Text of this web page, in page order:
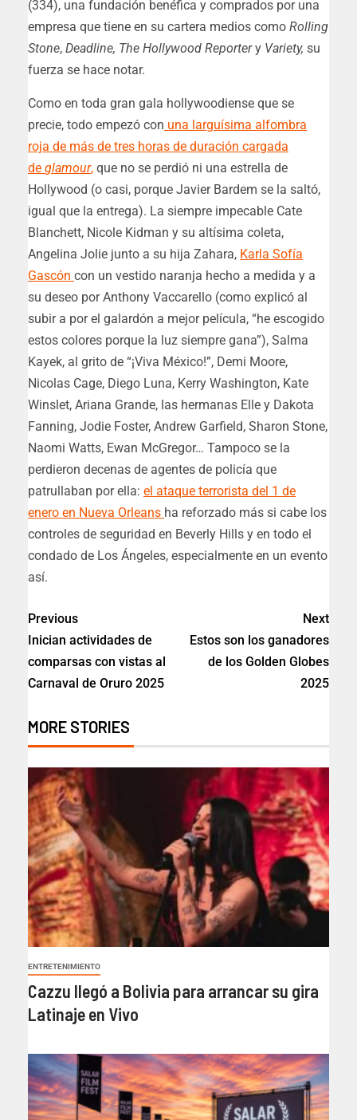
(334), una fundación benéfica y comprados por una
empresa que tiene en su cartera medios como Rolling
Stone, Deadline, The Hollywood Reportery Variety, su
fuerza se hace notar.
Como en toda gran gala hollywoodiense que se
precie, todo empezó con una larguísima alfombra
roja de más de tres horas de duración cargada
de glamour, que no se perdió ni una estrella de
Hollywood (o casi, porque Javier Bardem se la saltó,
igual que la entrega). La siempre impecable Cate
Blanchett, Nicole Kidman y su altísima coleta,
Angelina Jolie junto a su hija Zahara, Karla Sofía
Gascón con un vestido naranja hecho a medida y a
su deseo por Anthony Vaccarello (como explicó al
subir a por el galardón a mejor película, “he escogido
estos colores porque la luz siempre gana”), Salma
Kayek, al grito de “¡Viva México!”, Demi Moore,
Nicolas Cage, Diego Luna, Kerry Washington, Kate
Winslet, Ariana Grande, las hermanas Elle y Dakota
Fanning, Jodie Foster, Andrew Garfield, Sharon Stone,
Naomi Watts, Ewan McGregor… Tampoco se la
perdieron decenas de agentes de policía que
patrullaban por ella: el ataque terrorista del 1 de
enero en Nueva Orleans ha reforzado más si cabe los
controles de seguridad en Beverly Hills y en todo el
condado de Los Ángeles, especialmente en un evento
así.
Previous
Inician actividades de
comparsas con vistas al
Carnaval de Oruro 2025
Next
Estos son los ganadores
de los Golden Globes
2025
MORE STORIES
ENTRETENIMIENTO
Cazzu llegó a Bolivia para arrancar su gira
Latinaje en Vivo